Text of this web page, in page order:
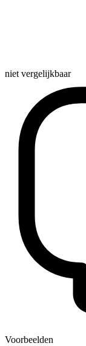
niet vergelijkbaar
Voorbeelden